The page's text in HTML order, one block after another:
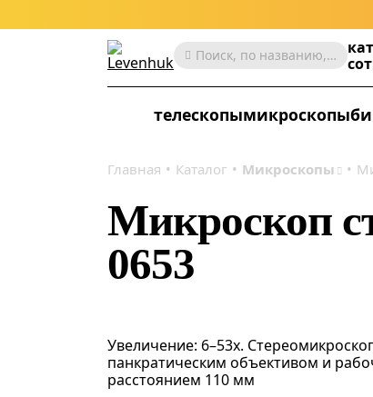
Поиск, по названию, артикулу, категории и др.
телескопымикроскопы
Главная Каталог Микроскопы
Микроскоп
0653
Увеличение: 6–53х.
панкратическим объективом и
расстоянием 110 мм